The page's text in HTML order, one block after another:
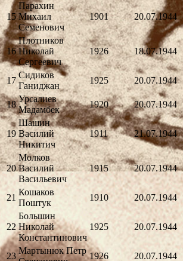
15
Парахин
Михаил
Семенович
1901 20.07.1944
16
Плотников
Николай
Сергеевич
1926 18.07.1944
17
Сидиков
Ганиджан
1925 20.07.1944
18
Урсалиев
Мадамбек
1920 20.07.1944
19
Шашин
Василий
Никитич
1911 21.07.1944
20
Молков
Василий
Васильевич
1915 20.07.1944
21
Кошаков
Поштук
1910 20.07.1944
22
Большин
Николай
Константинович
1925 20.07.1944
23
Мартынюк Петр
1926 20.07.1944